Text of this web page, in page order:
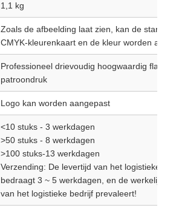
1,1 kg
Zoals de afbeelding laat zien, kan de
CMYK-kleurenkaart en de kleur worden
Professioneel drievoudig hoogwaardig flanel
patroondruk
Logo kan worden aangepast
<10 stuks - 3 werkdagen
>50 stuks - 8 werkdagen
>100 stuks-13 werkdagen
Verzending: De levertijd van het logistieke
bedraagt ​​3 ~ 5 werkdagen, en de werkelijke
van het logistieke bedrijf prevaleert!